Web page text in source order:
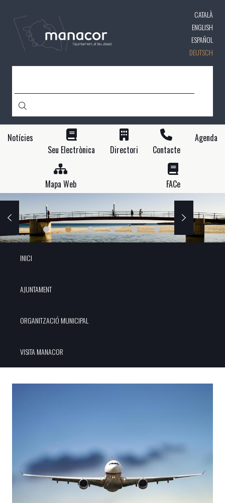
CATALÀ
ENGLISH
ESPAÑOL
DEUTSCH
Notícies
Seu Electrònica
Directori Contacte
Agenda
Mapa Web FACe
INICI
AJUNTAMENT
ORGANITZACIÓ MUNICIPAL
VISITA MANACOR